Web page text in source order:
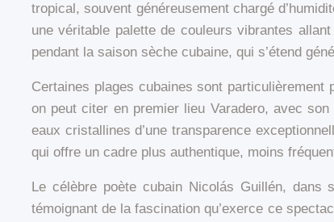
tropical, souvent généreusement chargé
une véritable palette de couleurs vibrantes
pendant la saison sèche cubaine, qui s’étend
Certaines plages cubaines sont
on peut citer en premier lieu Varadero, avec
eaux cristallines d’une transparence
qui offre un cadre plus authentique, moins
Le célèbre poète cubain Nicolás Guillén,
témoignant de la fascination qu’exerce ce